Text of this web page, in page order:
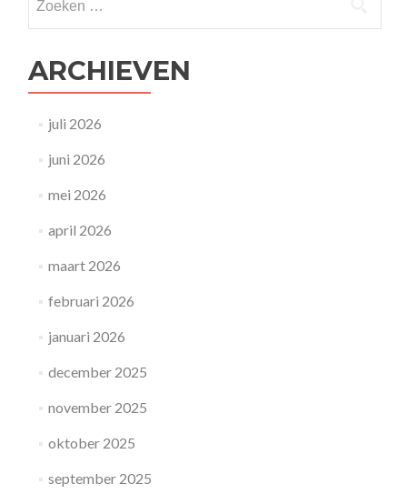
naar:
ARCHIEVEN
juli 2026
juni 2026
mei 2026
april 2026
maart 2026
februari 2026
januari 2026
december 2025
november 2025
oktober 2025
september 2025